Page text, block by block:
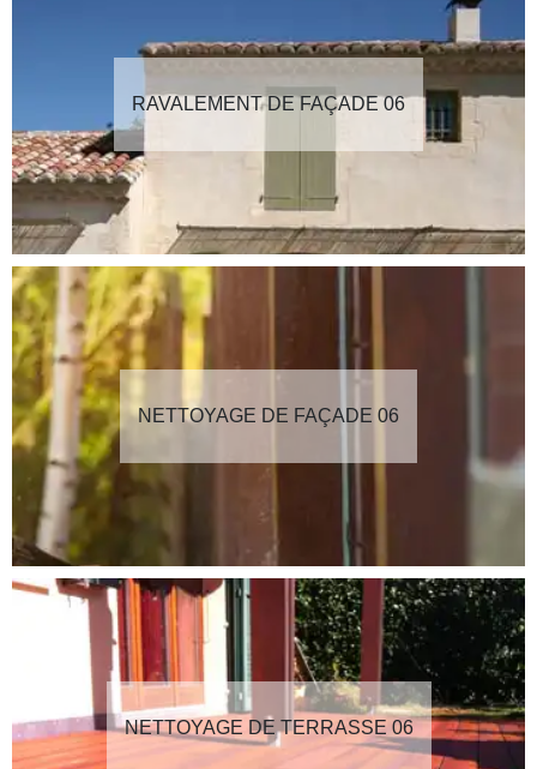
RAVALEMENT DE FAÇADE 06
NETTOYAGE DE FAÇADE 06
NETTOYAGE DE TERRASSE 06